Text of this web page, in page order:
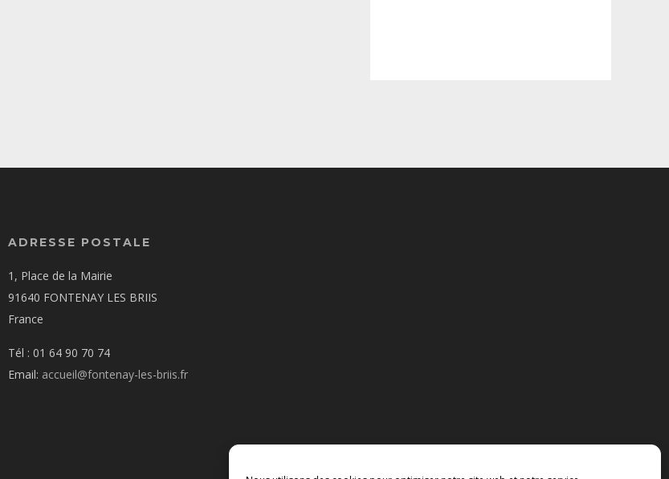
ADRESSE POSTALE
1, Place de la Mairie
91640 FONTENAY LES BRIIS
France
Tél : 01 64 90 70 74
Email: accueil@fontenay-les-briis.fr